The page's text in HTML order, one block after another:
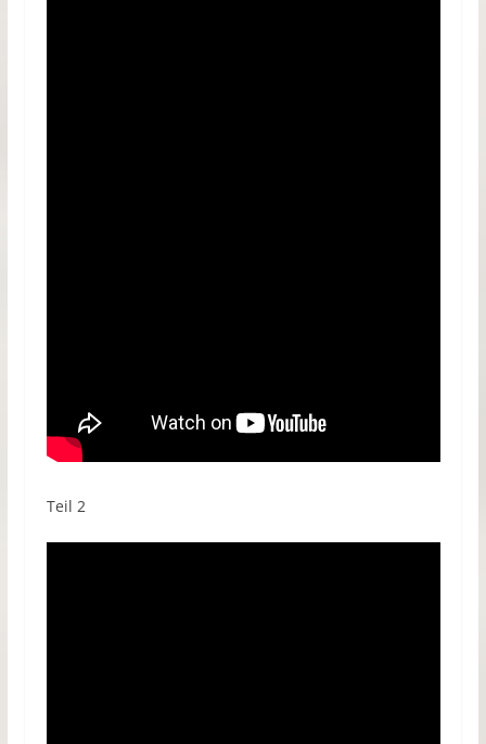
Teil 2